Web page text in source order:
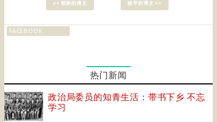
<< 较新的博文 较早的博文 >>
FACEBOOK
热门新闻
政治局委员的知青生活：带书下乡 不忘
学习